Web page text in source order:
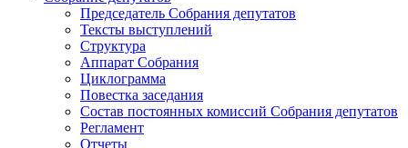
Председатель Собрания депутатов
Тексты выступлений
Структура
Аппарат Собрания
Циклограмма
Повестка заседания
Состав постоянных комиссий Собрания депутатов
Регламент
Отчеты